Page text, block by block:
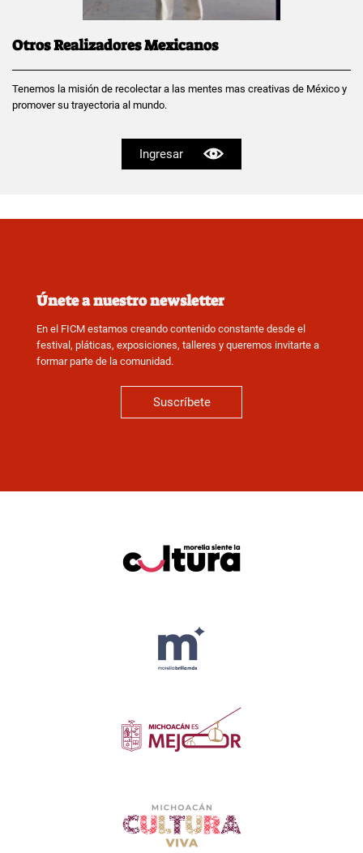
Otros Realizadores Mexicanos
Tenemos la misión de recolectar a las mentes mas creativas de México y
promover su trayectoria al mundo.
Ingresar
Únete a nuestro newsletter
En el FICM estamos creando contenido constante desde el
festival, pláticas, exposiciones, talleres y queremos invitarte a
formar parte de la comunidad.
Suscríbete